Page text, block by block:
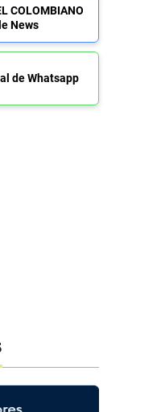
COLOMBIANO
News
de Whatsapp